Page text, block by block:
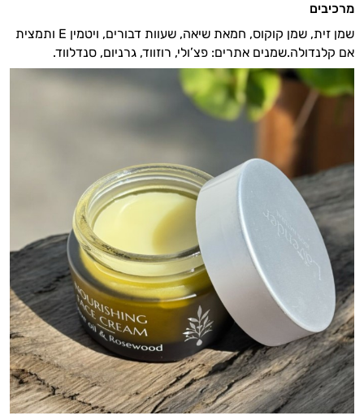
מרכיבים
שמן זית, שמן קוקוס, חמאת שיאה, שעוות דבורים, ויטמין E ותמצית
אם קלנדולה.שמנים אתרים: פצ’ולי, רוזווד, גרניום, סנדלווד.